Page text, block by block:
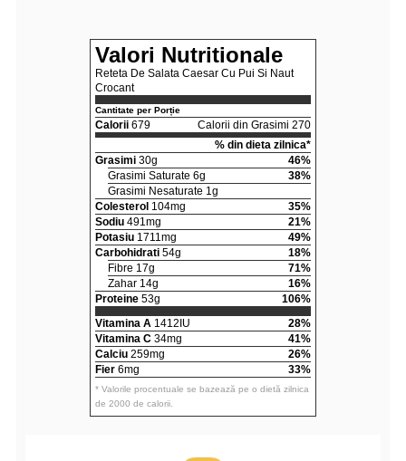
Valori Nutritionale
Reteta De Salata Caesar Cu Pui Si Naut
Crocant
Cantitate per Porție
Calorii 679
Calorii din Grasimi 270
% din dieta zilnica*
Grasimi 30g
46%
Grasimi Saturate 6g
38%
Grasimi Nesaturate 1g
Colesterol 104mg
35%
Sodiu 491mg
21%
Potasiu 1711mg
49%
Carbohidrati 54g
18%
Fibre 17g
71%
Zahar 14g
16%
Proteine 53g
106%
Vitamina A 1412IU
28%
Vitamina C 34mg
41%
Calciu 259mg
26%
Fier 6mg 33%
* Valorile procentuale se bazează pe o dietă zilnica
de 2000 de calorii.